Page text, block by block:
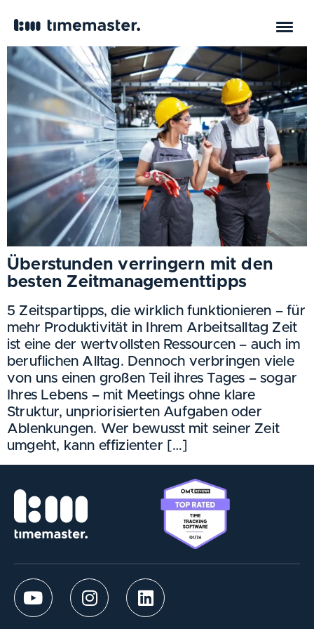
Tag:21. Juli 2025
Überstunden verringern mit den
besten Zeitmanagementtipps
5 Zeitspartipps, die wirklich funktionieren – für
mehr Produktivität in Ihrem Arbeitsalltag Zeit
ist eine der wertvollsten Ressourcen – auch im
beruflichen Alltag. Dennoch verbringen viele
von uns einen großen Teil ihres Tages – sogar
Ihres Lebens – mit Meetings ohne klare
Struktur, unpriorisierten Aufgaben oder
Ablenkungen. Wer bewusst mit seiner Zeit
umgeht, kann effizienter […]